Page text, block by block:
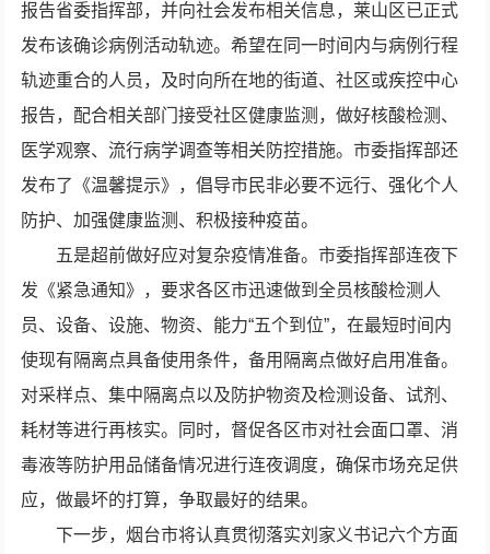
报告省委指挥部，并向社会发布相关信息，莱山区已正式
发布该确诊病例活动轨迹。希望在同一时间内与病例行程
轨迹重合的人员，及时向所在地的街道、社区或疾控中心
报告，配合相关部门接受社区健康监测，做好核酸检测、
医学观察、流行病学调查等相关防控措施。市委指挥部还
发布了《温馨提示》，倡导市民非必要不远行、强化个人
防护、加强健康监测、积极接种疫苗。
五是超前做好应对复杂疫情准备。市委指挥部连夜下
发《紧急通知》，要求各区市迅速做到全员核酸检测人
员、设备、设施、物资、能力“五个到位”，在最短时间内
使现有隔离点具备使用条件，备用隔离点做好启用准备。
对采样点、集中隔离点以及防护物资及检测设备、试剂、
耗材等进行再核实。同时，督促各区市对社会面口罩、消
毒液等防护用品储备情况进行连夜调度，确保市场充足供
应，做最坏的打算，争取最好的结果。
下一步，烟台市将认真贯彻落实刘家义书记六个方面